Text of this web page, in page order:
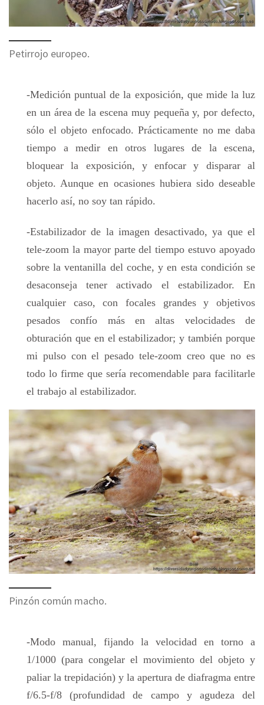
Petirrojo europeo.
-Medición puntual de la exposición, que mide la luz
en un área de la escena muy pequeña y, por defecto,
sólo el objeto enfocado. Prácticamente no me daba
tiempo a medir en otros lugares de la escena,
bloquear la exposición, y enfocar y disparar al
objeto. Aunque en ocasiones hubiera sido deseable
hacerlo así, no soy tan rápido.
-Estabilizador de la imagen desactivado, ya que el
tele-zoom la mayor parte del tiempo estuvo apoyado
sobre la ventanilla del coche, y en esta condición se
desaconseja tener activado el estabilizador. En
cualquier caso, con focales grandes y objetivos
pesados confío más en altas velocidades de
obturación que en el estabilizador; y también porque
mi pulso con el pesado tele-zoom creo que no es
todo lo firme que sería recomendable para facilitarle
el trabajo al estabilizador.
Pinzón común macho.
-Modo manual, fijando la velocidad en torno a
1/1000 (para congelar el movimiento del objeto y
paliar la trepidación) y la apertura de diafragma entre
f/6.5-f/8 (profundidad de campo y agudeza del